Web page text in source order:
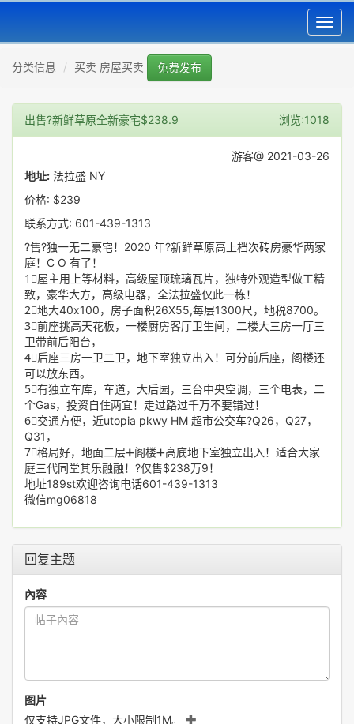
分类信息 买卖 房屋买卖 免费发布
出售?新鲜草原全新豪宅$238.9 浏览:1018
游客@ 2021-03-26
地址: 法拉盛 NY
价格: $239
联系方式: 601-439-1313
?售?独一无二豪宅！2020 年?新鲜草原高上档次砖房豪华两家
庭！C O 有了！
1⃣️屋主用上等材料，高级屋顶琉璃瓦片，独特外观造型做工精
致，豪华大方，高级电器，全法拉盛仅此一栋！
2⃣️地大40x100，房子面积26X55,每层1300尺，地税8700。
3⃣️前座挑高天花板，一楼厨房客厅卫生间，二楼大三房一厅三
卫带前后阳台，
4⃣️后座三房一卫二卫，地下室独立出入！可分前后座，阁楼还
可以放东西。
5⃣️有独立车库，车道，大后园，三台中央空调，三个电表，二
个Gas，投资自住两宜！走过路过千万不要错过！
6⃣️交通方便，近utopia pkwy HM 超市公交车?Q26，Q27，
Q31，
7⃣️格局好，地面二层➕阁楼➕高底地下室独立出入！适合大家
庭三代同堂其乐融融！?仅售$238万9！
地址189st欢迎咨询电话601-439-1313
微信mg06818
回复主题
內容
图片
仅支持JPG文件，大小限制1M。